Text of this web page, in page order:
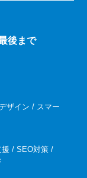
後まで
ザイン / スマー
援 / SEO対策 /